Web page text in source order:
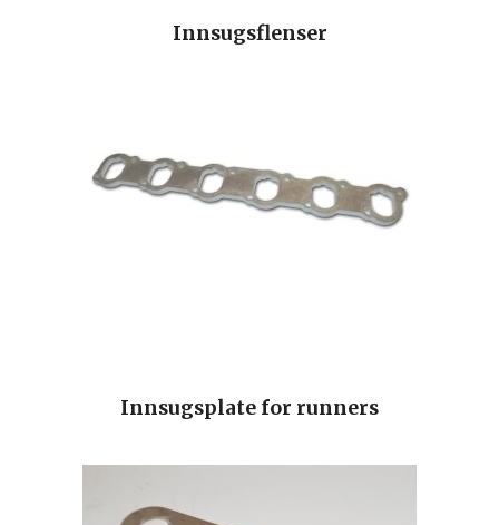
Innsugsflenser
Innsugsplate for runners